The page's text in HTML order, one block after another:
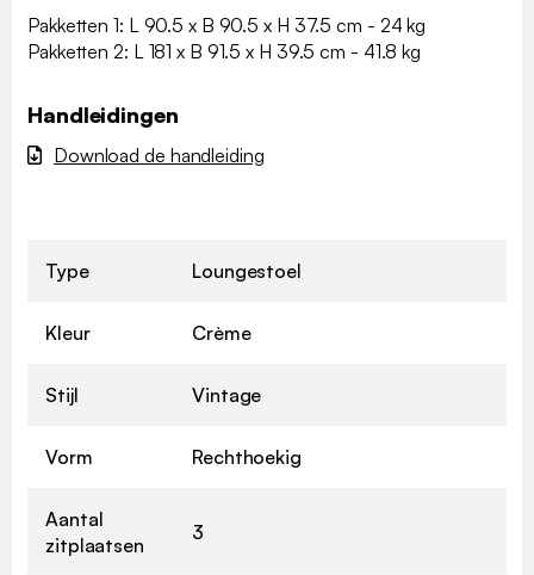
Pakketten 1: L 90.5 x B 90.5 x H 37.5 cm - 24 kg
Pakketten 2: L 181 x B 91.5 x H 39.5 cm - 41.8 kg
Handleidingen
Download de handleiding
Type Loungestoel
Kleur Crème
Stijl Vintage
Vorm Rechthoekig
Aantal
zitplaatsen
3